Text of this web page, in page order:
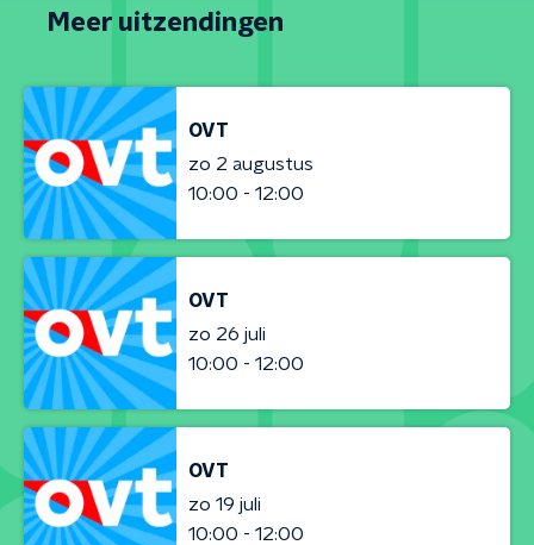
Meer uitzendingen
OVT
zo 2 augustus
10:00 - 12:00
OVT
zo 26 juli
10:00 - 12:00
OVT
zo 19 juli
10:00 - 12:00